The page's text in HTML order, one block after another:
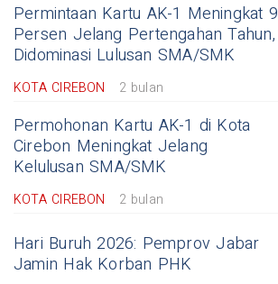
Permintaan Kartu AK-1 Meningkat 9
Persen Jelang Pertengahan Tahun,
Didominasi Lulusan SMA/SMK
KOTA CIREBON 2 bulan
Permohonan Kartu AK-1 di Kota
Cirebon Meningkat Jelang
Kelulusan SMA/SMK
KOTA CIREBON 2 bulan
Hari Buruh 2026: Pemprov Jabar
Jamin Hak Korban PHK